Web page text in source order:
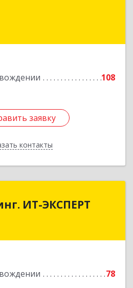
108
заявку
контакты
заявку
Назад
ИТ-ЭКСПЕРТ
78
ИТ-ЭКСПЕРТ
край, Большой Камень г,